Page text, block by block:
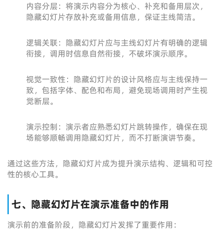
内容分层：将演示内容分为核心、补充和备用层次，
隐藏幻灯片存放补充或备用信息，保证主线简洁。
逻辑关联：隐藏幻灯片应与主线幻灯片有明确的逻辑
衔接，调用时信息自然衔接，不破坏演示顺序。
视觉一致性：隐藏幻灯片的设计风格应与主线保持一
致，包括字体、配色和布局，避免现场调用时产生视
觉断层。
演示控制：演示者应熟悉幻灯片跳转操作，确保在现
场能够顺畅调用隐藏幻灯片，而不打断演讲节奏。
通过这些方法，隐藏幻灯片成为提升演示结构、逻辑和可控
性的核心工具。
七、隐藏幻灯片在演示准备中的作用
演示前的准备阶段，隐藏幻灯片发挥了重要作用：